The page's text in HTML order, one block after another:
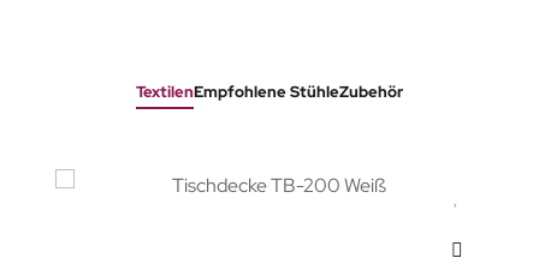
TextilenEmpfohlene StühleZubehör